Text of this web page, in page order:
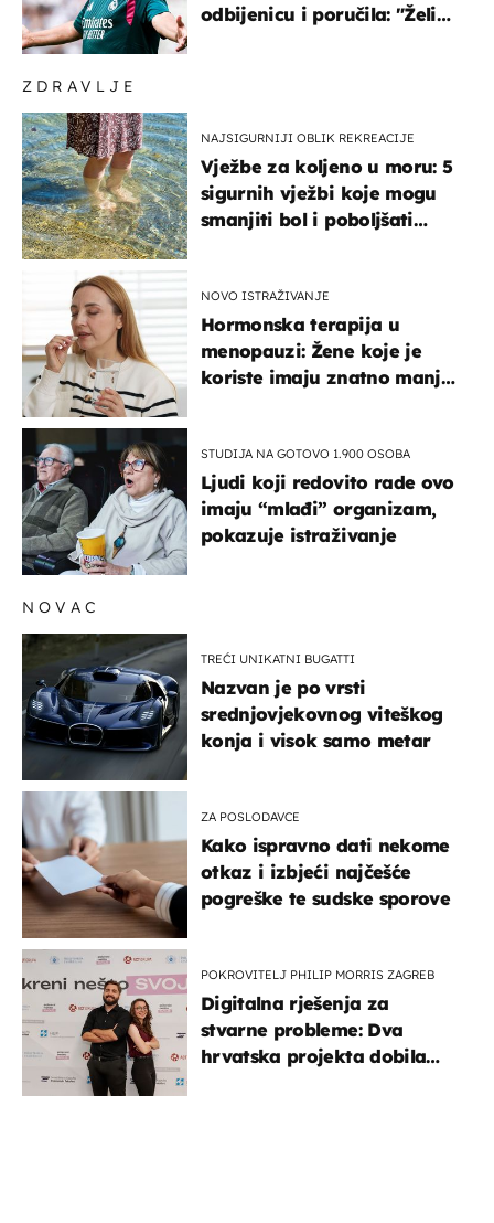
ZDRAVLJE
NAJSIGURNIJI OBLIK REKREACIJE
Vježbe za koljeno u moru: 5
sigurnih vježbi koje mogu
smanjiti bol i poboljšati
NOVO ISTRAŽIVANJE
Hormonska terapija u
menopauzi: Žene koje je
koriste imaju znatno manji
STUDIJA NA GOTOVO 1.900 OSOBA
Ljudi koji redovito rade ovo
imaju “mlađi” organizam,
pokazuje istraživanje
odbijenicu i poručila: "Želim
NOVAC
TREĆI UNIKATNI BUGATTI
Nazvan je po vrsti
srednjovjekovnog viteškog
konja i visok samo metar
ZA POSLODAVCE
Kako ispravno dati nekome
otkaz i izbjeći najčešće
pogreške te sudske sporove
POKROVITELJ PHILIP MORRIS ZAGREB
Digitalna rješenja za
stvarne probleme: Dva
hrvatska projekta dobila